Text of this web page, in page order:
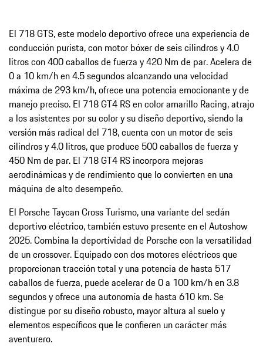
El 718 GTS, este modelo deportivo ofrece una experiencia de
conducción purista, con motor bóxer de seis cilindros y 4.0
litros con 400 caballos de fuerza y 420 Nm de par. Acelera de
0 a 10 km/h en 4.5 segundos alcanzando una velocidad
máxima de 293 km/h, ofrece una potencia emocionante y de
manejo preciso. El 718 GT4 RS en color amarillo Racing, atrajo
a los asistentes por su color y su diseño deportivo, siendo la
versión más radical del 718, cuenta con un motor de seis
cilindros y 4.0 litros, que produce 500 caballos de fuerza y
450 Nm de par. El 718 GT4 RS incorpora mejoras
aerodinámicas y de rendimiento que lo convierten en una
máquina de alto desempeño.
El Porsche Taycan Cross Turismo, una variante del sedán
deportivo eléctrico, también estuvo presente en el Autoshow
2025. Combina la deportividad de Porsche con la versatilidad
de un crossover. Equipado con dos motores eléctricos que
proporcionan tracción total y una potencia de hasta 517
caballos de fuerza, puede acelerar de 0 a 100 km/h en 3.8
segundos y ofrece una autonomía de hasta 610 km. Se
distingue por su diseño robusto, mayor altura al suelo y
elementos específicos que le confieren un carácter más
aventurero.